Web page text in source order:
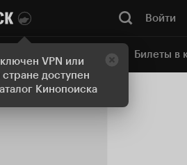
VPN или
доступен
Кинопоиска
Войти
Онлайн-кинотеатр Билеты в